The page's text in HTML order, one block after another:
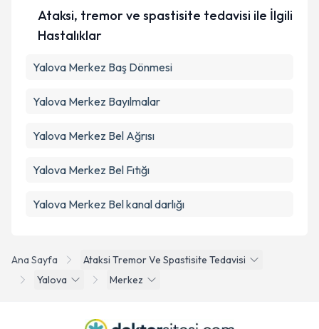
Takvim Talebini Gönder
Ana Sayfa
Ataksi Tremor Ve Spastisite Tedavisi
Yalova
Merkez
Ataksi, tremor ve spastisite tedavisi ile İlgili
Hastalıklar
Yalova Merkez Baş Dönmesi
Yalova Merkez Bayılmalar
Yalova Merkez Bel Ağrısı
Yalova Merkez Bel Fıtığı
Yalova Merkez Bel kanal darlığı